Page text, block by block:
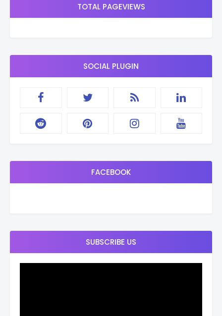
TOTAL PAGEVIEWS
SOCIAL PLUGIN
FACEBOOK
SUBSCRIBE US